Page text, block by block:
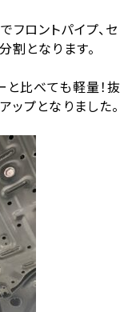
ロントパイプ、セ
割となります。
と比べても軽量！抜
ップとなりました。